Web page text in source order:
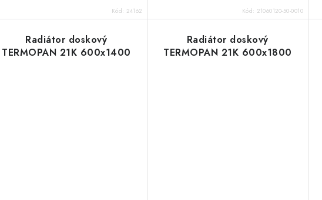
o
v
Kód: 24162 Kód: 21060120-50-0010
Radiátor doskový
TERMOPAN 21K 600x1400
Radiátor doskový
TERMOPAN 21K 600x1800